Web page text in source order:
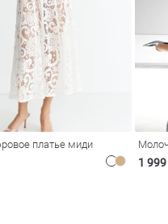
платье миди
1